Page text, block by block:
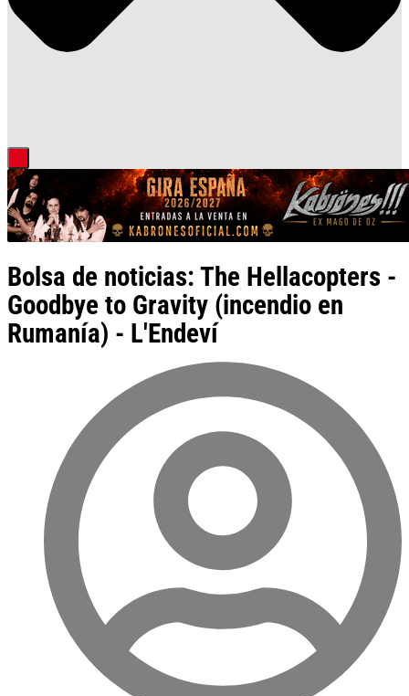
Bolsa de noticias: The Hellacopters -
Goodbye to Gravity (incendio en
Rumanía) - L'Endeví